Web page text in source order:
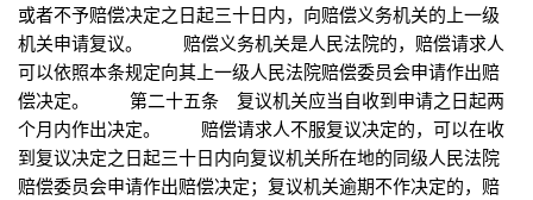
或者不予赔偿决定之日起三十日内，向赔偿义务机关的上一级
机关申请复议。 赔偿义务机关是人民法院的，赔偿请求人
可以依照本条规定向其上一级人民法院赔偿委员会申请作出赔
偿决定。 第二十五条 复议机关应当自收到申请之日起两
个月内作出决定。 赔偿请求人不服复议决定的，可以在收
到复议决定之日起三十日内向复议机关所在地的同级人民法院
赔偿委员会申请作出赔偿决定；复议机关逾期不作决定的，赔